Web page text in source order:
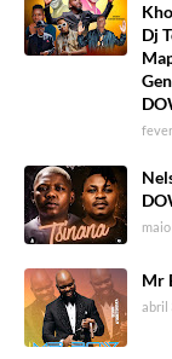
Dj
Mr
abril